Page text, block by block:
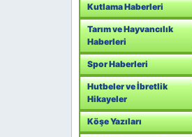
Kutlama Haberleri
Tarım ve Hayvancılık
Haberleri
Spor Haberleri
Hutbeler ve İbretlik
Hikayeler
Köşe Yazıları